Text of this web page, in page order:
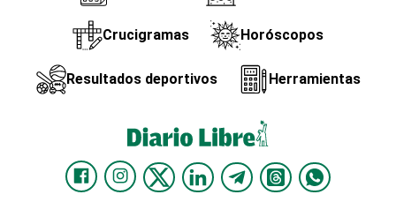
Crucigramas Horóscopos
Resultados deportivos Herramientas